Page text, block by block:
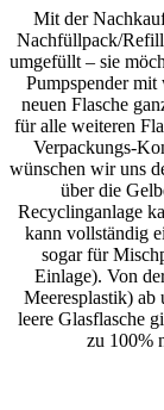
Mit der
Nachfüllpack/
umgefüllt – sie
Pumpspender mit
neuen Flasche
für alle weiteren
Verpackungs-
wünschen wir uns
über die
Recyclinganlage
kann vollständig
sogar für
Einlage). Von
Meeresplastik) ab
leere Glasflasche
zu 100%